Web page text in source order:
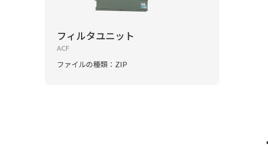
フィルタユニット
ACF
ファイルの種類：ZIP